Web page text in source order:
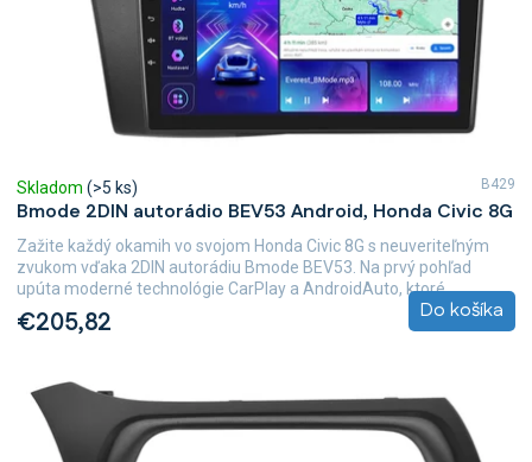
Bmode 2DIN autorádio BEV53 Android, Honda Civic 8G
Skladom (>5 ks)
€205,82 Do košíka
Zažite každý okamih vo svojom Honda Civic 8G s neuveriteľným
zvukom vďaka 2DIN autorádiu Bmode BEV53. Na prvý pohľad
upúta moderné technológie CarPlay a AndroidAuto, ktoré...
B429